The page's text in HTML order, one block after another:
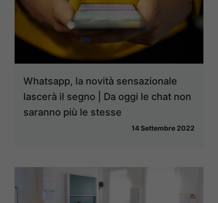
Whatsapp, la novità sensazionale
lascerà il segno | Da oggi le chat non
saranno più le stesse
14 Settembre 2022